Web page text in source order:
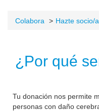
Colabora Hazte socio/a
¿Por qué
Tu donación nos permite
personas con daño